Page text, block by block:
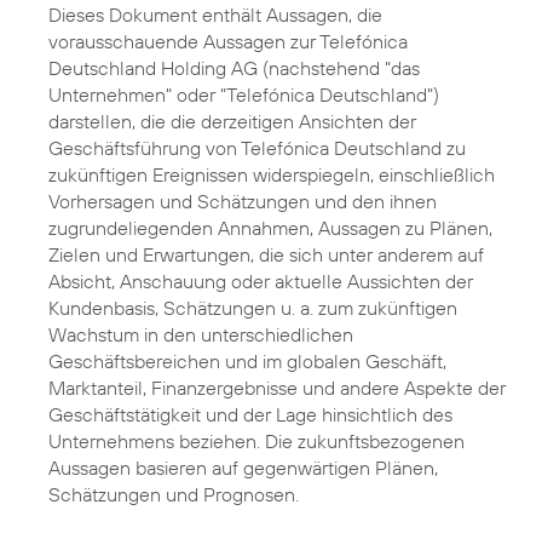
Dieses Dokument enthält Aussagen, die
vorausschauende Aussagen zur Telefónica
Deutschland Holding AG (nachstehend "das
Unternehmen" oder "Telefónica Deutschland")
darstellen, die die derzeitigen Ansichten der
Geschäftsführung von Telefónica Deutschland zu
zukünftigen Ereignissen widerspiegeln, einschließlich
Vorhersagen und Schätzungen und den ihnen
zugrundeliegenden Annahmen, Aussagen zu Plänen,
Zielen und Erwartungen, die sich unter anderem auf
Absicht, Anschauung oder aktuelle Aussichten der
Kundenbasis, Schätzungen u. a. zum zukünftigen
Wachstum in den unterschiedlichen
Geschäftsbereichen und im globalen Geschäft,
Marktanteil, Finanzergebnisse und andere Aspekte der
Geschäftstätigkeit und der Lage hinsichtlich des
Unternehmens beziehen. Die zukunftsbezogenen
Aussagen basieren auf gegenwärtigen Plänen,
Schätzungen und Prognosen.